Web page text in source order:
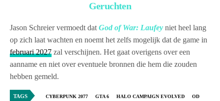
Geruchten
Jason Schreier vermoedt datGod of War: Laufey niet heel lang
op zich laat wachten en noemt het zelfs mogelijk dat de game in
februari 2027 zal verschijnen. Het gaat overigens over een
aanname en niet over eventuele bronnen die hem die zouden
hebben gemeld.
TAGS CYBERPUNK 2077 GTA 6 HALO CAMPAIGN EVOLVED OD